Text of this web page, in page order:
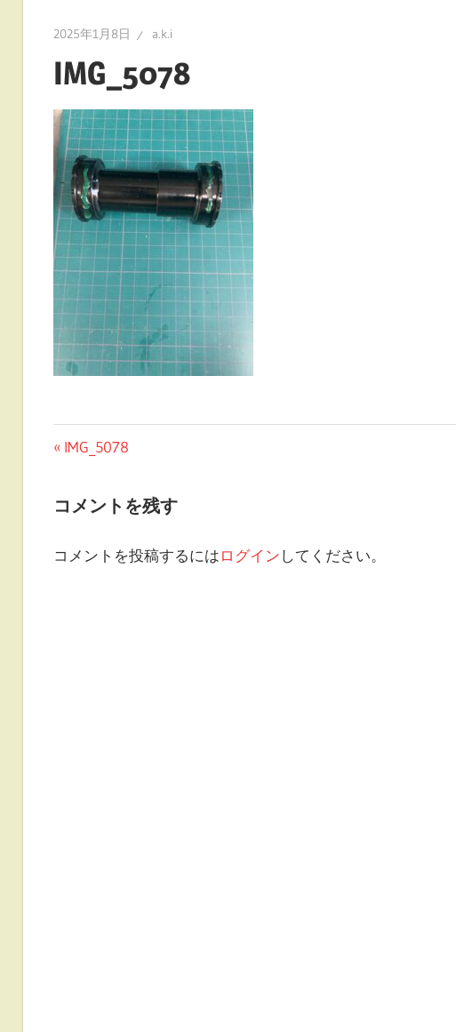
2025年1月8日 a.k.i
IMG_5078
投
ナ
ビ
前
投
IMG_5078
コメントを残す
コメントを投稿するにはログインしてください。